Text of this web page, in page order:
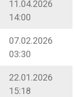
11.04.2026
14:00
07.02.2026
03:30
22.01.2026
15:18